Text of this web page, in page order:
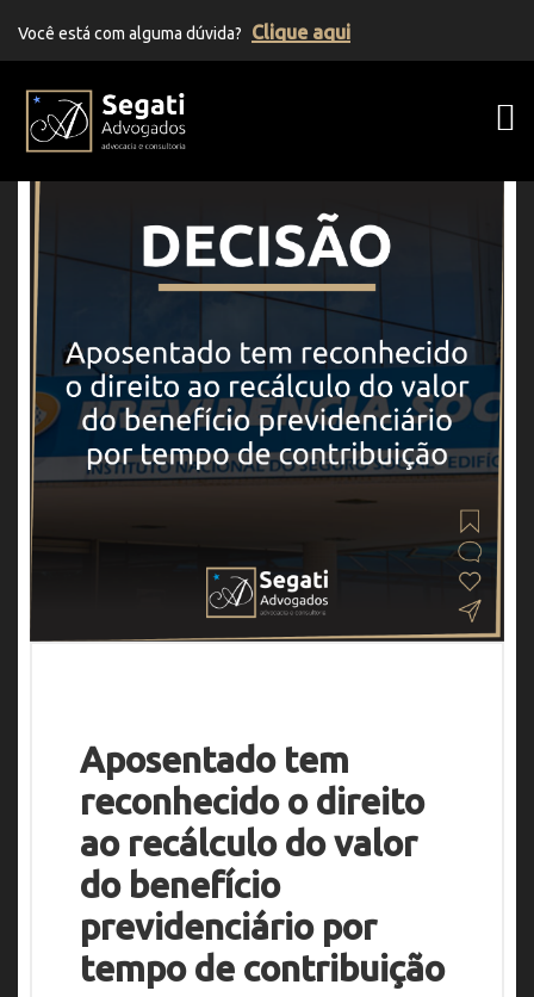
Você está com alguma dúvida? Clique aqui
Aposentado tem
reconhecido o direito
ao recálculo do valor
do benefício
previdenciário por
tempo de contribuição